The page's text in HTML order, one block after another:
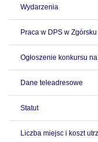
Wydarzenia
Praca w DPS w Zgórsku
Ogłoszenie konkursu
Dane teleadresowe
Statut
Liczba miejsc i koszt